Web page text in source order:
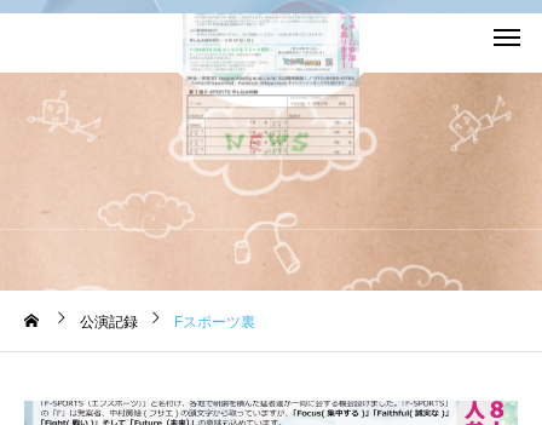
お知らせ
公演記録 Fスポーツ裏